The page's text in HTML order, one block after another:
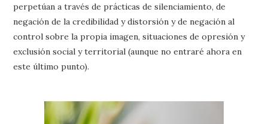
perpetúan a través de prácticas de silenciamiento, de
negación de la credibilidad y distorsión y de negación al
control sobre la propia imagen, situaciones de opresión y
exclusión social y territorial (aunque no entraré ahora en
este último punto).